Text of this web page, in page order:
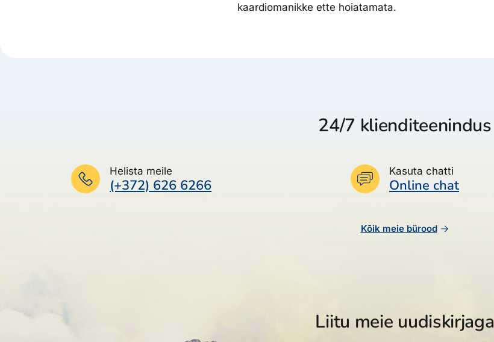
kaardiomanikke ette hoiatamata.
24/7 klienditeenindus
Helista meile
(+372) 626 6266
Kasuta chatti
Online chat
Kõik meie bürood
Liitu meie uudiskirjaga